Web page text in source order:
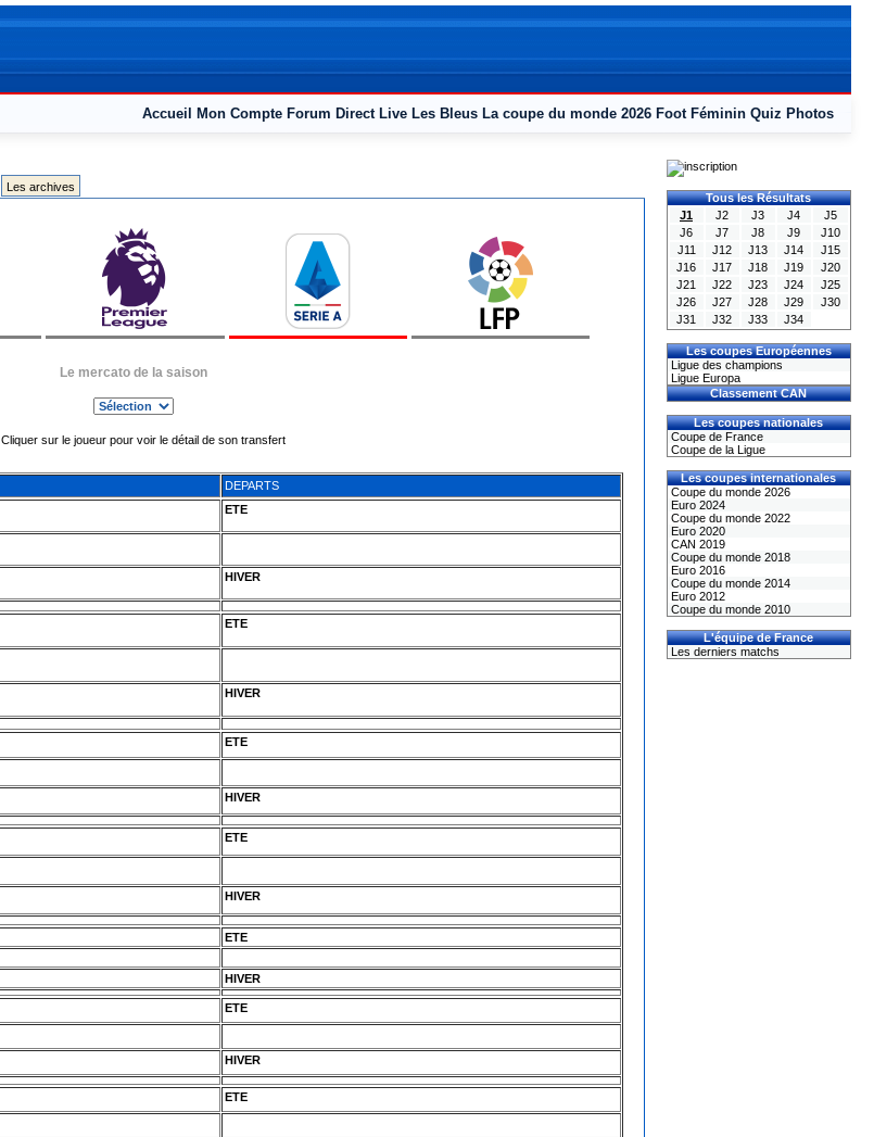
Accueil Mon Compte Forum Direct Live Les Bleus La coupe du monde 2026 Foot Féminin Quiz Photos
Les archives
Le mercato de la saison
Cliquer sur le joueur pour voir le détail de son transfert
DEPARTS
ETE
HIVER
ETE
HIVER
ETE
HIVER
ETE
HIVER
ETE
HIVER
ETE
HIVER
ETE
Tous les Résultats
J1
J2 J3 J4
J5
J6
J7 J8 J9
J10
J11
J12 J13 J14
J15
J16
J17 J18 J19
J20
J21
J22 J23 J24
J25
J26
J27 J28 J29
J30
J31
J32 J33 J34
Les coupes Européennes
Ligue des champions
Ligue Europa
Classement CAN
Les coupes nationales
Coupe de France
Coupe de la Ligue
Les coupes internationales
Coupe du monde 2026
Euro 2024
Coupe du monde 2022
Euro 2020
CAN 2019
Coupe du monde 2018
Euro 2016
Coupe du monde 2014
Euro 2012
Coupe du monde 2010
L'équipe de France
Les derniers matchs